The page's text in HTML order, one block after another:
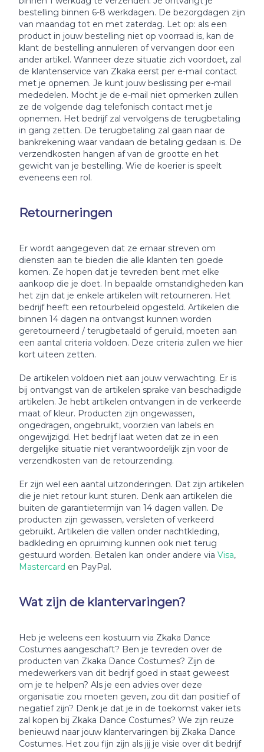
bestelling binnen 6-8 werkdagen. De bezorgdagen zijn
van maandag tot en met zaterdag. Let op: als een
product in jouw bestelling niet op voorraad is, kan de
klant de bestelling annuleren of vervangen door een
ander artikel. Wanneer deze situatie zich voordoet, zal
de klantenservice van Zkaka eerst per e-mail contact
met je opnemen. Je kunt jouw beslissing per e-mail
mededelen. Mocht je de e-mail niet opmerken zullen
ze de volgende dag telefonisch contact met je
opnemen. Het bedrijf zal vervolgens de terugbetaling
in gang zetten. De terugbetaling zal gaan naar de
bankrekening waar vandaan de betaling gedaan is. De
verzendkosten hangen af van de grootte en het
gewicht van je bestelling. Wie de koerier is speelt
eveneens een rol.
Retourneringen
Er wordt aangegeven dat ze ernaar streven om
diensten aan te bieden die alle klanten ten goede
komen. Ze hopen dat je tevreden bent met elke
aankoop die je doet. In bepaalde omstandigheden kan
het zijn dat je enkele artikelen wilt retourneren. Het
bedrijf heeft een retourbeleid opgesteld. Artikelen die
binnen 14 dagen na ontvangst kunnen worden
geretourneerd / terugbetaald of geruild, moeten aan
een aantal criteria voldoen. Deze criteria zullen we hier
kort uiteen zetten.
De artikelen voldoen niet aan jouw verwachting. Er is
bij ontvangst van de artikelen sprake van beschadigde
artikelen. Je hebt artikelen ontvangen in de verkeerde
maat of kleur. Producten zijn ongewassen,
ongedragen, ongebruikt, voorzien van labels en
ongewijzigd. Het bedrijf laat weten dat ze in een
dergelijke situatie niet verantwoordelijk zijn voor de
verzendkosten van de retourzending.
Er zijn wel een aantal uitzonderingen. Dat zijn artikelen
die je niet retour kunt sturen. Denk aan artikelen die
buiten de garantietermijn van 14 dagen vallen. De
producten zijn gewassen, versleten of verkeerd
gebruikt. Artikelen die vallen onder nachtkleding,
badkleding en opruiming kunnen ook niet terug
gestuurd worden. Betalen kan onder andere via Visa,
Mastercard en PayPal.
Wat zijn de klantervaringen?
Heb je weleens een kostuum via Zkaka Dance
Costumes aangeschaft? Ben je tevreden over de
producten van Zkaka Dance Costumes? Zijn de
medewerkers van dit bedrijf goed in staat geweest
om je te helpen? Als je een advies over deze
organisatie zou moeten geven, zou dit dan positief of
negatief zijn? Denk je dat je in de toekomst vaker iets
zal kopen bij Zkaka Dance Costumes? We zijn reuze
benieuwd naar jouw klantervaringen bij Zkaka Dance
Costumes. Het zou fijn zijn als jij je visie over dit bedrijf